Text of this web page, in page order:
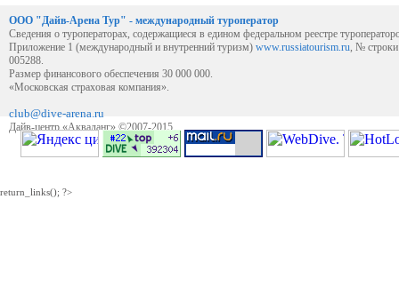
ООО "Дайв-Арена Тур" - международный туроператор
Сведения о туроператорах, содержащиеся в едином федеральном реестре
Приложение 1 (международный и внутренний туризм) www.russiatourism.ru, №
005288.
Размер финансового обеспечения 30 000 000.
«Московская страховая компания».
club@dive-arena.ru
Дайв-центр «Акваланг» ©2007-2015
return_links(); ?>